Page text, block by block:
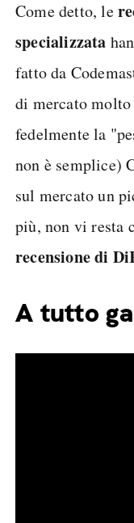
Come detto, le
specializzata
fatto da
di mercato
fedelmente la
non è semplice)
sul mercato un
più, non vi resta
recensione di
A tutto